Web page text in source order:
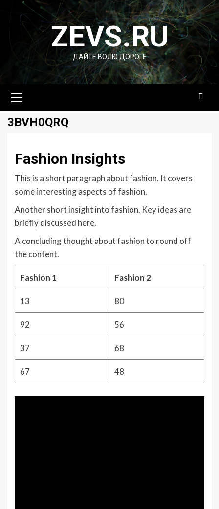
Перейти
содержимомуZEVS.RU
ДАЙТЕ ВОЛЮ ДОРОГЕ
меню
3BVH0QRQ
Fashion Insights
This is a short paragraph about fashion. It covers
some interesting aspects of fashion.
Another short insight into fashion. Key ideas are
briefly discussed here.
A concluding thought about fashion to round off
the content.
Fashion 1 Fashion 2
13 80
92 56
37 68
67 48